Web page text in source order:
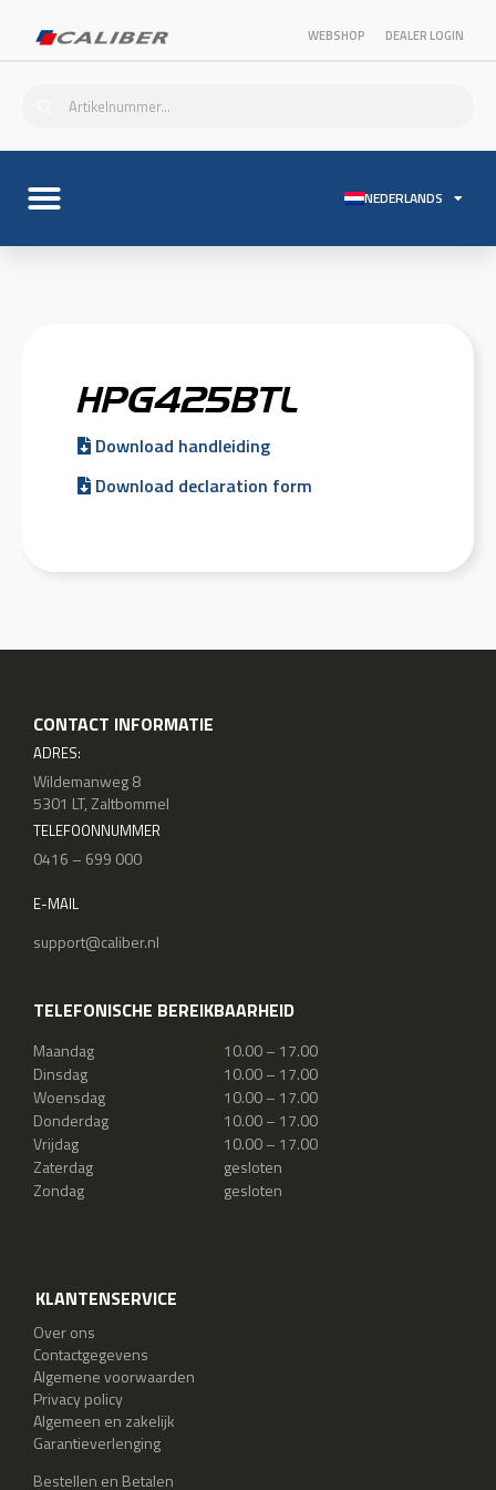
WEBSHOP DEALER LOGIN
NEDERLANDS
HPG425BTL
Download handleiding
Download declaration form
CONTACT INFORMATIE
ADRES:
Wildemanweg 8
5301 LT, Zaltbommel
TELEFOONNUMMER
0416 – 699 000
E-MAIL
support@caliber.nl
TELEFONISCHE BEREIKBAARHEID
Maandag
10.00 – 17.00
Dinsdag
10.00 – 17.00
Woensdag
10.00 – 17.00
Donderdag
10.00 – 17.00
Vrijdag
10.00 – 17.00
Zaterdag
gesloten
Zondag
gesloten
KLANTENSERVICE
Over ons
Contactgegevens
Algemene voorwaarden
Privacy policy
Algemeen en zakelijk
Garantieverlenging
Bestellen en Betalen